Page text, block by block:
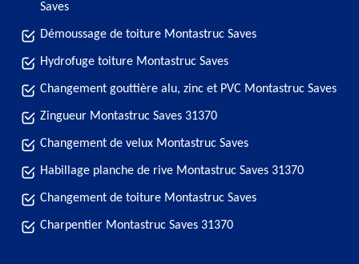
Saves
Démoussage de toiture Montastruc Saves
Hydrofuge toiture Montastruc Saves
Changement gouttière alu, zinc et PVC Montastruc Saves
Zingueur Montastruc Saves 31370
Changement de velux Montastruc Saves
Habillage planche de rive Montastruc Saves 31370
Changement de toiture Montastruc Saves
Charpentier Montastruc Saves 31370